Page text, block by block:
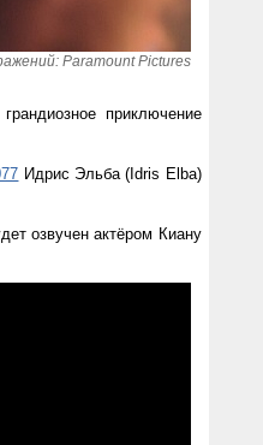
Paramount Pictures
приключение
Идрис Эльба (Idris Elba)
озвучен актёром Киану